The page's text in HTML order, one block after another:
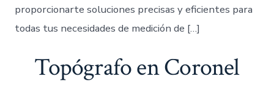
proporcionarte soluciones precisas y eficientes para
todas tus necesidades de medición de […]
Topógrafo en Coronel